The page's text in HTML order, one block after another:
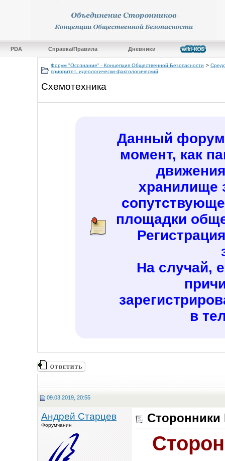
PDA Справка/Правила Дневники
Форум "Осознание" - Концепция Общественной Безопасности >
приоритет, идеологически-фактологический
Схемотехника
Данный форум
момент, как
хранилище
площадки
На случай,
в
09.03.2019, 20:55
Андрей Старцев
Форумчанин